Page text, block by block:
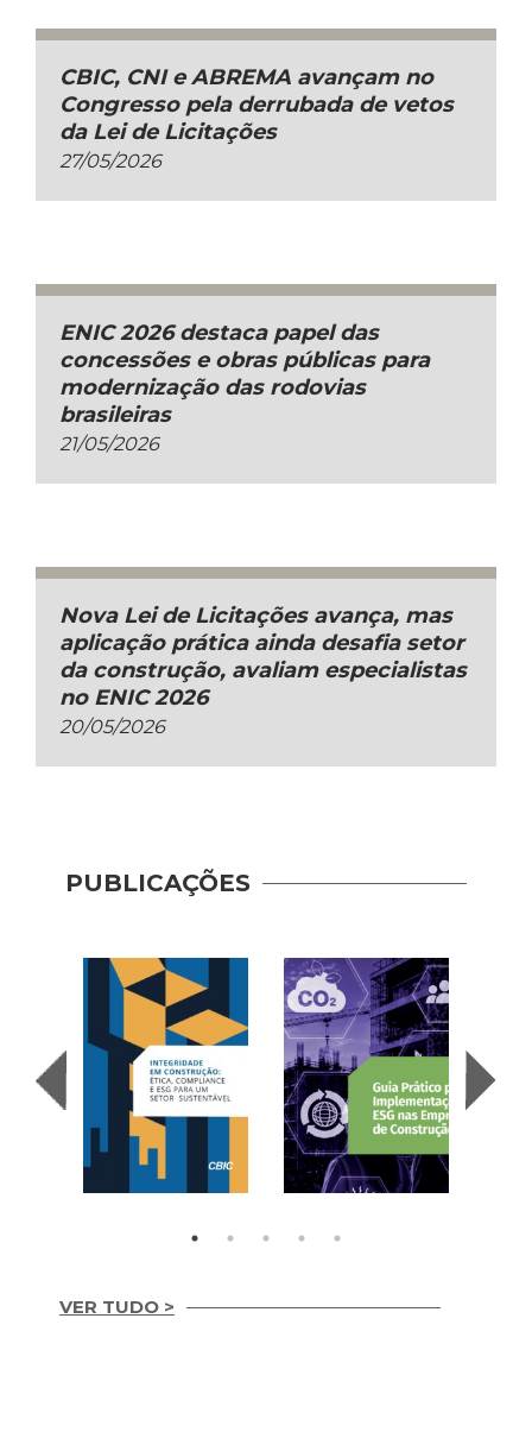
CBIC, CNI e ABREMA avançam no
Congresso pela derrubada de vetos
da Lei de Licitações
27/05/2026
ENIC 2026 destaca papel das
concessões e obras públicas para
modernização das rodovias
brasileiras
21/05/2026
Nova Lei de Licitações avança, mas
aplicação prática ainda desafia setor
da construção, avaliam especialistas
no ENIC 2026
20/05/2026
PUBLICAÇÕES
VER TUDO >